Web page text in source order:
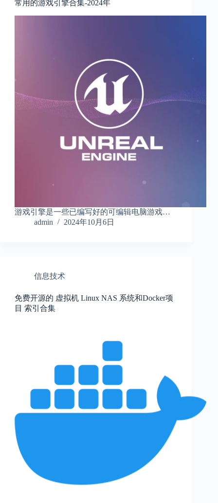
常用的游戏引擎合集-2024年
游戏引擎是一些已编写好的可编辑电脑游戏…
admin
2024年10月6日
信息技术
免费开源的 虚拟机 Linux NAS 系统和Docker项
目 索引合集